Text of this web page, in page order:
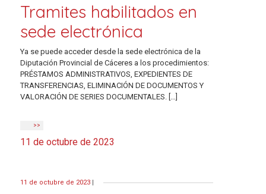
Tramites habilitados en
sede electrónica
Ya se puede acceder desde la sede electrónica de la
Diputación Provincial de Cáceres a los procedimientos:
PRÉSTAMOS ADMINISTRATIVOS, EXPEDIENTES DE
TRANSFERENCIAS, ELIMINACIÓN DE DOCUMENTOS Y
VALORACIÓN DE SERIES DOCUMENTALES. […]
>>
11 de octubre de 2023
11 de octubre de 2023